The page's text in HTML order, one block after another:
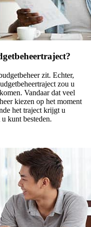
zit. Echter,
zou u
Vandaar dat veel
kiezen op het moment
het traject krijgt u
kunt besteden.